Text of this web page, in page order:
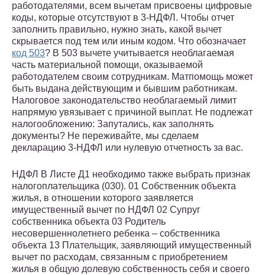
работодателями, всем вычетам присвоены цифровые
коды, которые отсутствуют в 3-НДФЛ. Чтобы отчет
заполнить правильно, нужно знать, какой вычет
скрывается под тем или иным кодом. Что обозначает
код 503? В 503 вычете учитывается необлагаемая
часть материальной помощи, оказываемой
работодателем своим сотрудникам. Матпомощь может
быть выдана действующим и бывшим работникам.
Налоговое законодательство необлагаемый лимит
напрямую увязывает с причиной выплат. Не подлежат
налогообложению: Запутались, как заполнять
документы? Не переживайте, мы сделаем
декларацию 3-НДФЛ или нулевую отчетность за вас.
НДФЛ В Листе Д1 необходимо также выбрать признак
налогоплательщика (030). 01 Собственник объекта
жилья, в отношении которого заявляется
имущественный вычет по НДФЛ 02 Супруг
собственника объекта 03 Родитель
несовершеннолетнего ребенка – собственника
объекта 13 Плательщик, заявляющий имущественный
вычет по расходам, связанным с приобретением
жилья в общую долевую собственность себя и своего